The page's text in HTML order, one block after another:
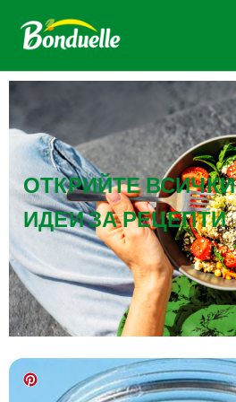
ОТКРИЙТЕ
ИДЕИ ЗА РЕЦЕПТИ